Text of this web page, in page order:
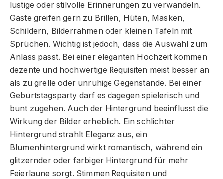
lustige oder stilvolle Erinnerungen zu verwandeln.
Gäste greifen gern zu Brillen, Hüten, Masken,
Schildern, Bilderrahmen oder kleinen Tafeln mit
Sprüchen. Wichtig ist jedoch, dass die Auswahl zum
Anlass passt. Bei einer eleganten Hochzeit kommen
dezente und hochwertige Requisiten meist besser an
als zu grelle oder unruhige Gegenstände. Bei einer
Geburtstagsparty darf es dagegen spielerisch und
bunt zugehen. Auch der Hintergrund beeinflusst die
Wirkung der Bilder erheblich. Ein schlichter
Hintergrund strahlt Eleganz aus, ein
Blumenhintergrund wirkt romantisch, während ein
glitzernder oder farbiger Hintergrund für mehr
Feierlaune sorgt. Stimmen Requisiten und